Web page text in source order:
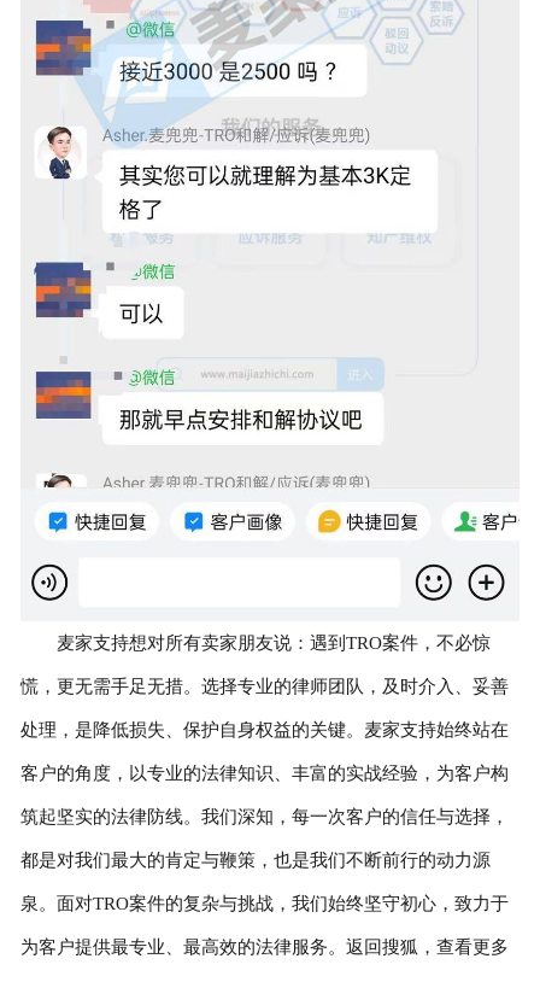
麦家支持想对所有卖家朋友说：遇到TRO案件，不必惊
慌，更无需手足无措。选择专业的律师团队，及时介入、妥善
处理，是降低损失、保护自身权益的关键。麦家支持始终站在
客户的角度，以专业的法律知识、丰富的实战经验，为客户构
筑起坚实的法律防线。我们深知，每一次客户的信任与选择，
都是对我们最大的肯定与鞭策，也是我们不断前行的动力源
泉。面对TRO案件的复杂与挑战，我们始终坚守初心，致力于
为客户提供最专业、最高效的法律服务。返回搜狐，查看更多